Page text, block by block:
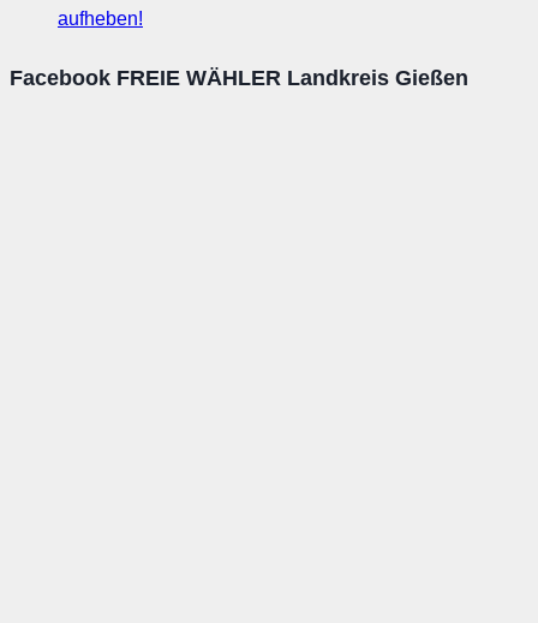
aufheben!
Facebook FREIE WÄHLER Landkreis Gießen